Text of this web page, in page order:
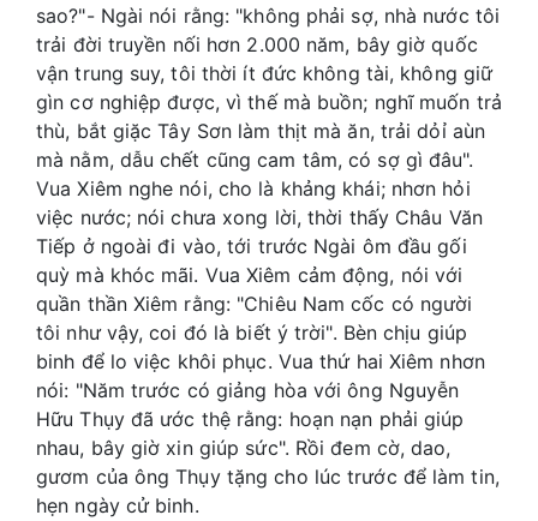
sao?"- Ngài nói rằng: "không phải sợ, nhà nước tôi
trải đời truyền nối hơn 2.000 năm, bây giờ quốc
vận trung suy, tôi thời ít đức không tài, không giữ
gìn cơ nghiệp được, vì thế mà buồn; nghĩ muốn trả
thù, bắt giặc Tây Sơn làm thịt mà ăn, trải dỏỉ aùn
mà nằm, dẫu chết cũng cam tâm, có sợ gì đâu".
Vua Xiêm nghe nói, cho là khảng khái; nhơn hỏi
việc nước; nói chưa xong lời, thời thấy Châu Văn
Tiếp ở ngoài đi vào, tới trước Ngài ôm đầu gối
quỳ mà khóc mãi. Vua Xiêm cảm động, nói với
quần thần Xiêm rằng: "Chiêu Nam cốc có người
tôi như vậy, coi đó là biết ý trời". Bèn chịu giúp
binh để lo việc khôi phục. Vua thứ hai Xiêm nhơn
nói: "Năm trước có giảng hòa với ông Nguyễn
Hữu Thụy đã ước thệ rằng: hoạn nạn phải giúp
nhau, bây giờ xin giúp sức". Rồi đem cờ, dao,
gươm của ông Thụy tặng cho lúc trước để làm tin,
hẹn ngày cử binh.